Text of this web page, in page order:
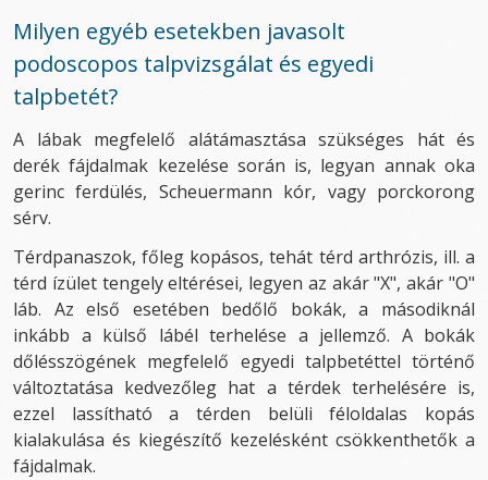
Milyen egyéb esetekben javasolt
podoscopos talpvizsgálat és egyedi
talpbetét?
A lábak megfelelő alátámasztása szükséges hát és
derék fájdalmak kezelése során is, legyan annak oka
gerinc ferdülés, Scheuermann kór, vagy porckorong
sérv.
Térdpanaszok, főleg kopásos, tehát térd arthrózis, ill. a
térd ízület tengely eltérései, legyen az akár "X", akár "O"
láb. Az első esetében bedőlő bokák, a másodiknál
inkább a külső lábél terhelése a jellemző. A bokák
dőlésszögének megfelelő egyedi talpbetéttel történő
változtatása kedvezőleg hat a térdek terhelésére is,
ezzel lassítható a térden belüli féloldalas kopás
kialakulása és kiegészítő kezelésként csökkenthetők a
fájdalmak.